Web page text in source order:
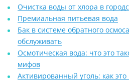
Очистка воды от хлора в
Премиальная питьевая вода
Бак в системе обратного
обслуживать
Осмотическая вода: что это
мифов
Активированный уголь: как